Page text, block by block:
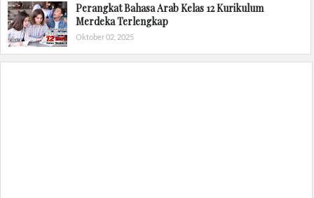
Perangkat Bahasa Arab Kelas 12 Kurikulum
Merdeka Terlengkap
Oktober 02, 2025